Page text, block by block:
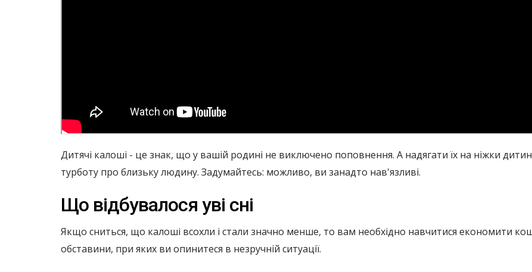
Дитячі калоші - це знак, що у вашій родині не виключено поповнення. А надягати їх на ніжки
турботу про близьку людину. Задумайтесь: можливо, ви занадто нав'язливі.
Що відбувалося уві сні
Якщо сниться, що калоші всохли і стали значно менше, то вам необхідно навчитися економити
обставини, при яких ви опинитеся в незручній ситуації.